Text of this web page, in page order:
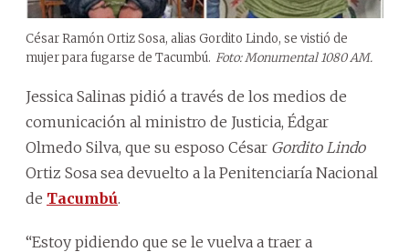
César Ramón Ortiz Sosa, alias Gordito Lindo, se vistió de
mujer para fugarse de Tacumbú. Foto: Monumental 1080 AM.
Jessica Salinas pidió a través de los medios de
comunicación al ministro de Justicia, Édgar
Olmedo Silva, que su esposo César Gordito Lindo
Ortiz Sosa sea devuelto a la Penitenciaría Nacional
de Tacumbú.
“Estoy pidiendo que se le vuelva a traer a